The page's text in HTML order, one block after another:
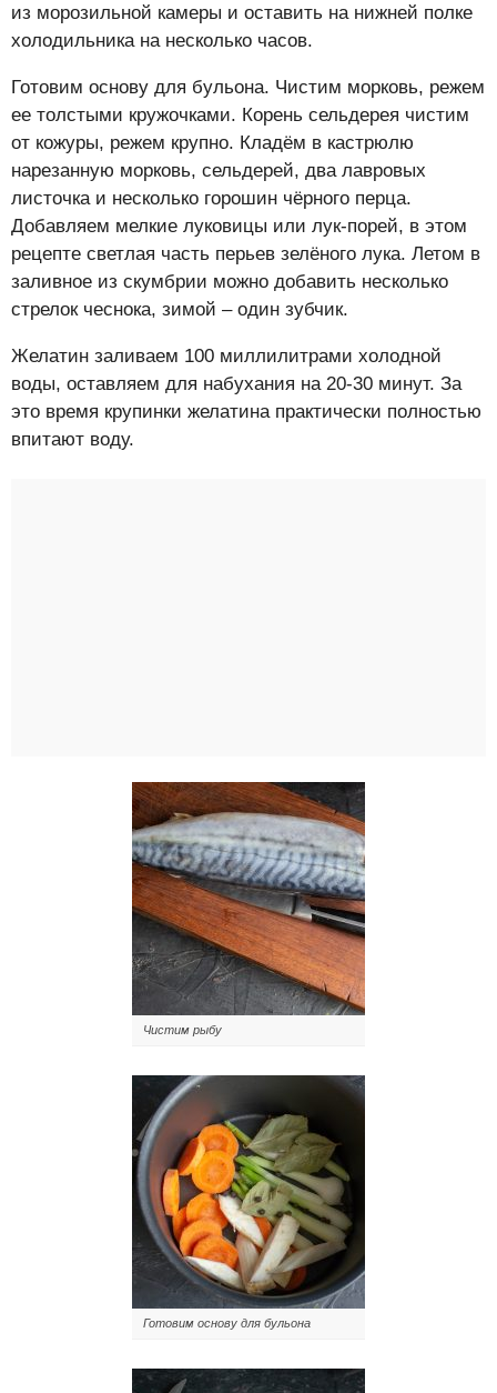
из морозильной камеры и оставить на нижней полке
холодильника на несколько часов.
Готовим основу для бульона. Чистим морковь, режем
ее толстыми кружочками. Корень сельдерея чистим
от кожуры, режем крупно. Кладём в кастрюлю
нарезанную морковь, сельдерей, два лавровых
листочка и несколько горошин чёрного перца.
Добавляем мелкие луковицы или лук-порей, в этом
рецепте светлая часть перьев зелёного лука. Летом в
заливное из скумбрии можно добавить несколько
стрелок чеснока, зимой – один зубчик.
Желатин заливаем 100 миллилитрами холодной
воды, оставляем для набухания на 20-30 минут. За
это время крупинки желатина практически полностью
впитают воду.
Чистим рыбу
Готовим основу для бульона